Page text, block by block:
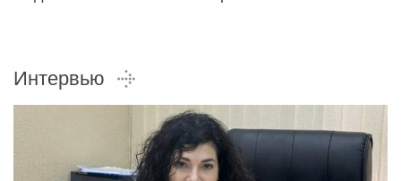
Интервью